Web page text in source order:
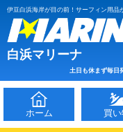
伊豆白浜海岸が目の前！サーフィン用品
白浜マリーナ
土日も休まず毎日
ホーム 買い